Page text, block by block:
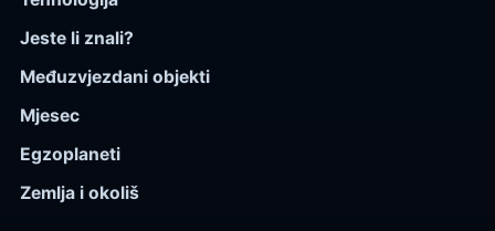
Jeste li znali?
Međuzvjezdani objekti
Mjesec
Egzoplaneti
Zemlja i okoliš